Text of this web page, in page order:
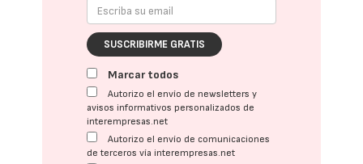
SUSCRIBIRME GRATIS
Marcar todos
Autorizo el envío de newsletters y
avisos informativos personalizados de
interempresas.net
Autorizo el envío de comunicaciones
de terceros vía interempresas.net